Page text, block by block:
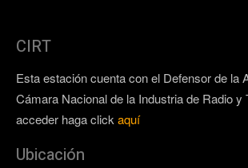
CIRT
Esta estación cuenta con el Defensor de la
Cámara Nacional de la Industria de Radio y
acceder haga clickaquí
Ubicación